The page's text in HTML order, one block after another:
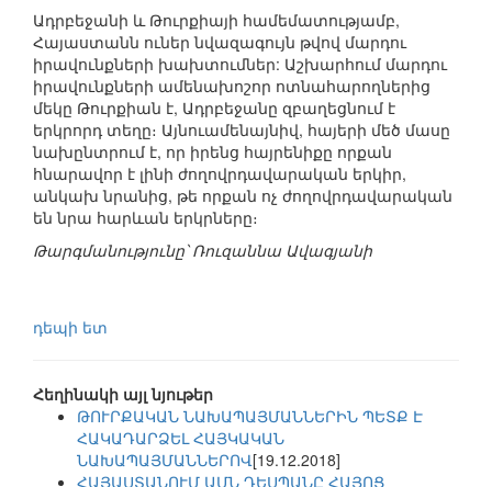
Ադրբեջանի և Թուրքիայի համեմատությամբ,
Հայաստանն ուներ նվազագույն թվով մարդու
իրավունքների խախտումներ: Աշխարհում մարդու
իրավունքների ամենախոշոր ոտնահարողներից
մեկը Թուրքիան է, Ադրբեջանը զբաղեցնում է
երկրորդ տեղը։ Այնուամենայնիվ, հայերի մեծ մասը
նախընտրում է, որ իրենց հայրենիքը որքան
հնարավոր է լինի ժողովրդավարական երկիր,
անկախ նրանից, թե որքան ոչ ժողովրդավարական
են նրա հարևան երկրները։
Թարգմանությունը՝ Ռուզաննա Ավագյանի
դեպի ետ
Հեղինակի այլ նյութեր
ԹՈՒՐՔԱԿԱՆ ՆԱԽԱՊԱՅՄԱՆՆԵՐԻՆ ՊԵՏՔ Է
ՀԱԿԱԴԱՐՁԵԼ ՀԱՅԿԱԿԱՆ
ՆԱԽԱՊԱՅՄԱՆՆԵՐՈՎ[19.12.2018]
ՀԱՅԱՍՏԱՆՈՒՄ ԱՄՆ ԴԵՍՊԱՆԸ ՀԱՅՈՑ